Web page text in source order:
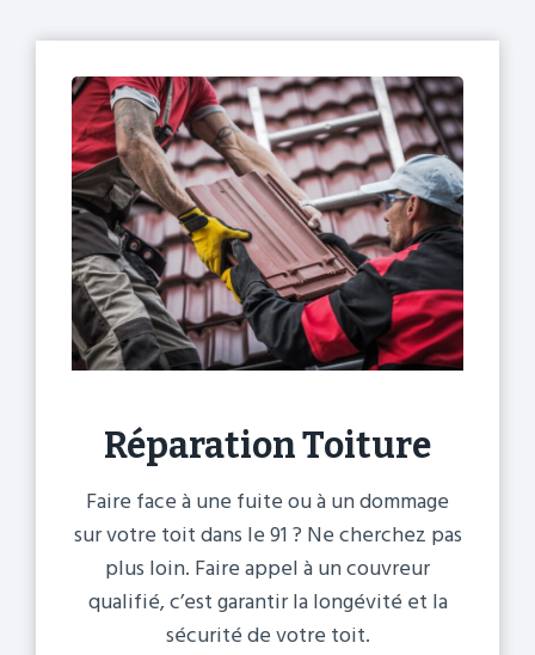
Réparation Toiture
Faire face à une fuite ou à un dommage
sur votre toit dans le 91 ? Ne cherchez pas
plus loin. Faire appel à un couvreur
qualifié, c’est garantir la longévité et la
sécurité de votre toit.